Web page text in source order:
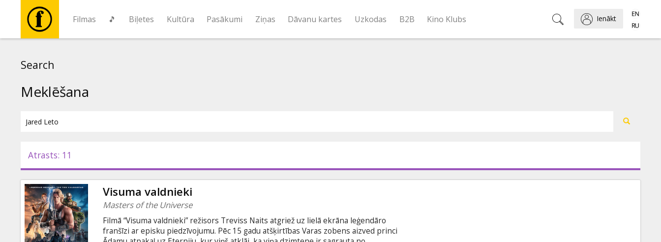
Filmas 🎵 Biļetes Kultūra Pasākumi Ziņas Dāvanu kartes Uzkodas B2B Kino Klubs Ienākt
Pasākumi
Ziņas
Dāvanu
Search
Meklēšana
Atrasts: 11
Visuma valdnieki
Masters of the Universe
Filmā “Visuma valdnieki” režisors Treviss Naits atgriež uz lielā ekrāna leģendāro
franšīzi ar episku piedzīvojumu. Pēc 15 gadu atšķirtības Varas zobens aizved princi